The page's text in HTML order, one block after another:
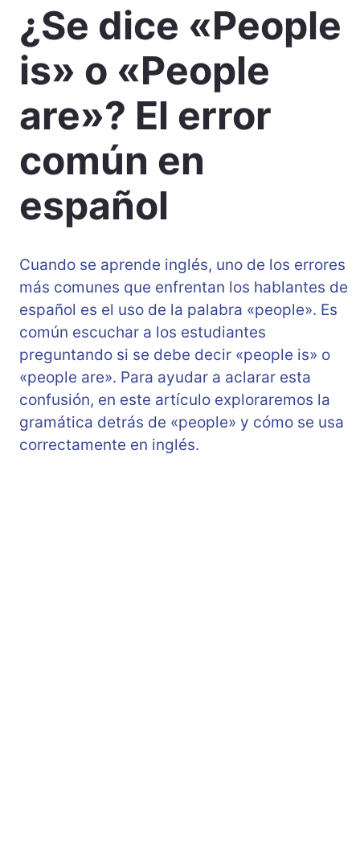
¿Se dice «People
is» o «People
are»? El error
común en
español
Cuando se aprende inglés, uno de los errores
más comunes que enfrentan los hablantes de
español es el uso de la palabra «people». Es
común escuchar a los estudiantes
preguntando si se debe decir «people is» o
«people are». Para ayudar a aclarar esta
confusión, en este artículo exploraremos la
gramática detrás de «people» y cómo se usa
correctamente en inglés.